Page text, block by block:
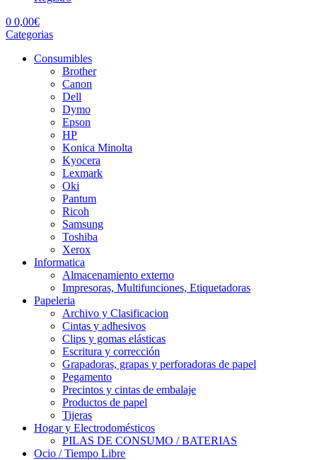
0 0,00€
Categorias
Consumibles
Brother
Canon
Dell
Dymo
Epson
HP
Konica Minolta
Kyocera
Lexmark
Oki
Pantum
Ricoh
Samsung
Toshiba
Xerox
Informatica
Almacenamiento externo
Impresoras, Multifunciones, Etiquetadoras
Papeleria
Archivo y Clasificacion
Cintas y adhesivos
Clips y gomas elásticas
Escritura y corrección
Grapadoras, grapas y perforadoras de papel
Pegamento
Precintos y cintas de embalaje
Productos de papel
Tijeras
Hogar y Electrodomésticos
PILAS DE CONSUMO / BATERIAS
Ocio / Tiempo Libre